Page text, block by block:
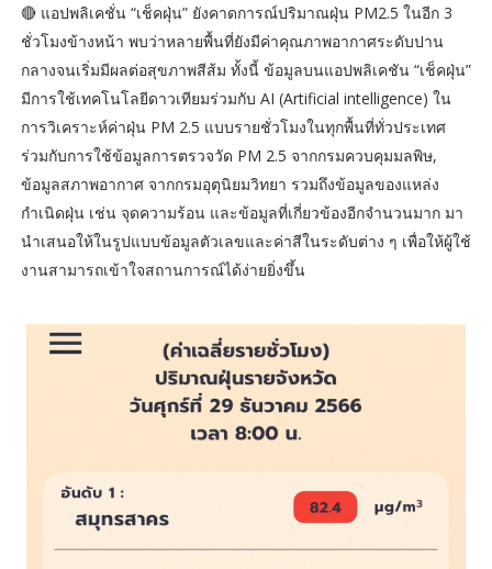
🔴 แอปพลิเคชั่น “เช็คฝุ่น” ยังคาดการณ์ปริมาณฝุ่น PM2.5 ในอีก 3
ชั่วโมงข้างหน้า พบว่าหลายพื้นที่ยังมีค่าคุณภาพอากาศระดับปาน
กลางจนเริ่มมีผลต่อสุขภาพสีส้ม ทั้งนี้ ข้อมูลบนแอปพลิเคชัน “เช็คฝุ่น”
มีการใช้เทคโนโลยีดาวเทียมร่วมกับ AI (Artificial intelligence) ใน
การวิเคราะห์ค่าฝุ่น PM 2.5 แบบรายชั่วโมงในทุกพื้นที่ทั่วประเทศ
ร่วมกับการใช้ข้อมูลการตรวจวัด PM 2.5 จากกรมควบคุมมลพิษ,
ข้อมูลสภาพอากาศ จากกรมอุตุนิยมวิทยา รวมถึงข้อมูลของแหล่ง
กำเนิดฝุ่น เช่น จุดความร้อน และข้อมูลที่เกี่ยวข้องอีกจำนวนมาก มา
นำเสนอให้ในรูปแบบข้อมูลตัวเลขและค่าสีในระดับต่าง ๆ เพื่อให้ผู้ใช้
งานสามารถเข้าใจสถานการณ์ได้ง่ายยิ่งขึ้น